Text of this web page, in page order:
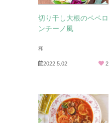
切り干し大根のペペロ
ンチーノ風
和
2022.5.02 2